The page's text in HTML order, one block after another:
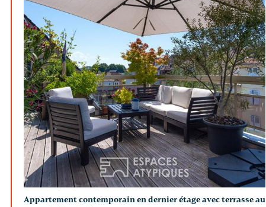
Appartement contemporain en dernier étage avec terrasse au